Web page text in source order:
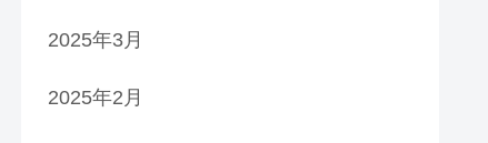
2025年3月
2025年2月